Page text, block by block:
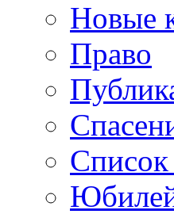
Новые
Право
Список